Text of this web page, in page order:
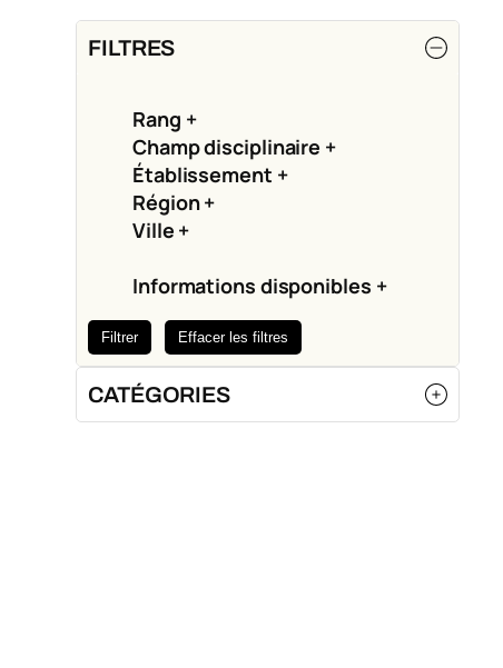
e
FILTRES
Rang +
Champ disciplinaire +
Établissement +
Région+
Ville +
Informations disponibles +
Filtrer Effacer les filtres
CATÉGORIES